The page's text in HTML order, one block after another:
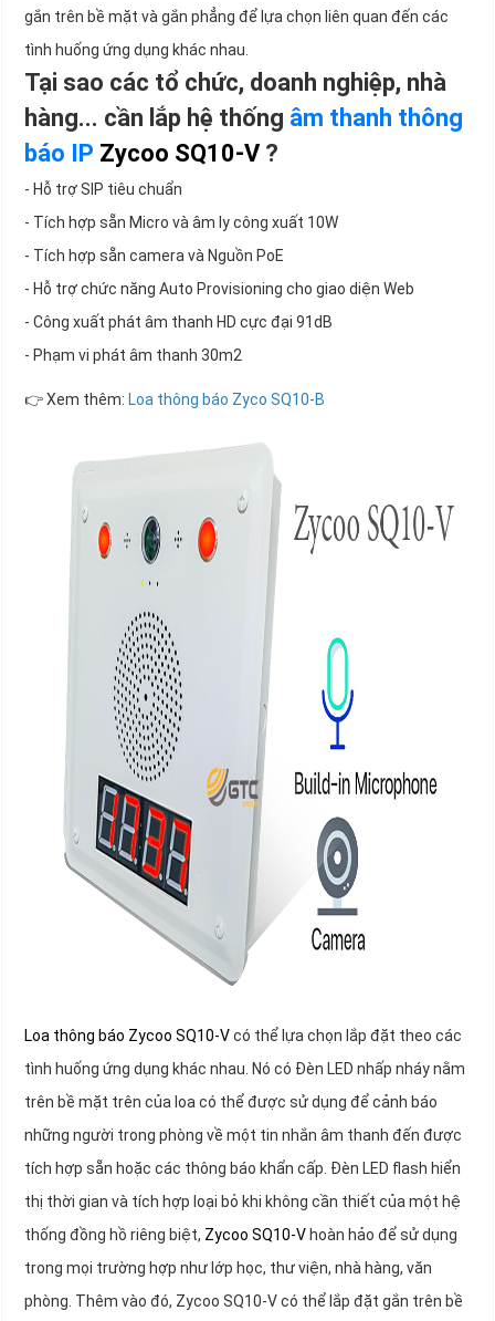
gắn trên bề mặt và gắn phẳng để lựa chọn liên quan đến các
tình huống ứng dụng khác nhau.
Tại sao các tổ chức, doanh nghiệp, nhà
hàng... cần lắp hệ thống âm thanh thông
báo IP Zycoo SQ10-V?
- Hỗ trợ SIP tiêu chuẩn
- Tích hợp sẵn Micro và âm ly công xuất 10W
- Tích hợp sẵn camera và Nguồn PoE
- Hỗ trợ chức năng Auto Provisioning cho giao diện Web
- Công xuất phát âm thanh HD cực đại 91dB
- Phạm vi phát âm thanh 30m2
👉 Xem thêm: Loa thông báo Zyco SQ10-B
Loa thông báo Zycoo SQ10-Vcó thể lựa chọn lắp đặt theo các
tình huống ứng dụng khác nhau. Nó có Đèn LED nhấp nháy nằm
trên bề mặt trên của loa có thể được sử dụng để cảnh báo
những người trong phòng về một tin nhắn âm thanh đến được
tích hợp sẵn hoặc các thông báo khẩn cấp. Đèn LED flash hiển
thị thời gian và tích hợp loại bỏ khi không cần thiết của một hệ
thống đồng hồ riêng biệt, Zycoo SQ10-V hoàn hảo để sử dụng
trong mọi trường hợp như lớp học, thư viện, nhà hàng, văn
phòng. Thêm vào đó, Zycoo SQ10-V có thể lắp đặt gắn trên bề